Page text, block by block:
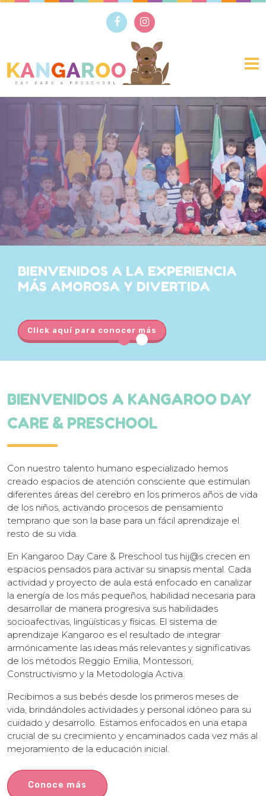
BIENVENIDOS A LA EXPERIENCIA
MÁS AMOROSA Y DIVERTIDA
Click aquí para conocer más
BIENVENIDOS A KANGAROO DAY
CARE & PRESCHOOL
Con nuestro talento humano especializado hemos
creado espacios de atención consciente que estimulan
diferentes áreas del cerebro en los primeros años de vida
de los niños, activando procesos de pensamiento
temprano que son la base para un fácil aprendizaje el
resto de su vida.
En Kangaroo Day Care & Preschool tus hij@s crecen en
espacios pensados para activar su sinapsis mental. Cada
actividad y proyecto de aula está enfocado en canalizar
la energía de los más pequeños, habilidad necesaria para
desarrollar de manera progresiva sus habilidades
socioafectivas, lingüísticas y físicas. El sistema de
aprendizaje Kangaroo es el resultado de integrar
armónicamente las ideas más relevantes y significativas
de los métodos Reggio Emilia, Montessori,
Constructivismo y la Metodología Activa.
Recibimos a sus bebés desde los primeros meses de
vida, brindándoles actividades y personal idóneo para su
cuidado y desarrollo. Estamos enfocados en una etapa
crucial de su crecimiento y encaminados cada vez más al
mejoramiento de la educación inicial.
Conoce más